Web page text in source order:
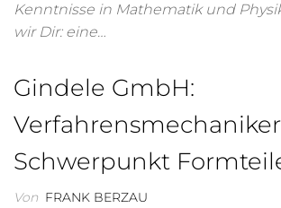
Kenntnisse in Mathematik und
wir Dir: eine…
Gindele GmbH:
Verfahrensmechaniker
Schwerpunkt
Von FRANK BERZAU